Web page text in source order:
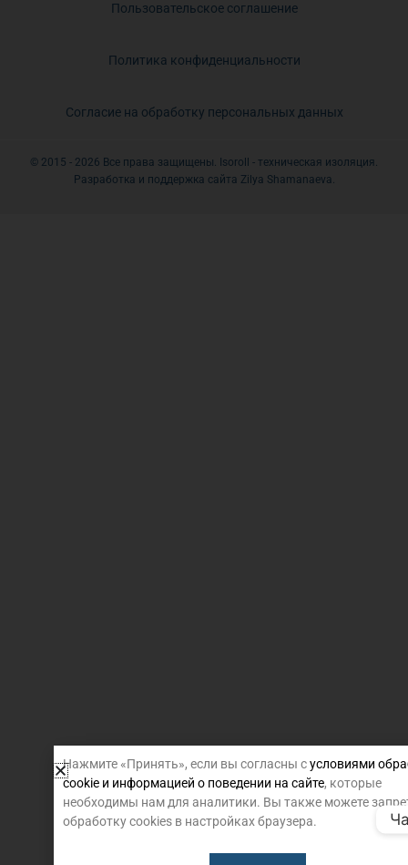
Пользовательское соглашение
Политика конфиденциальности
Согласие на обработку персональных данных
© 2015 - 2026 Все права защищены. Isoroll - техническая изоляция.
Разработка и поддержка сайта Zilya Shamanaeva.
Нажмите «Принять», если вы согласны сусловиями
cookie и информацией о поведении на сайте, которые
необходимы нам для аналитики. Вы также можете
обработку cookies в настройках браузера.